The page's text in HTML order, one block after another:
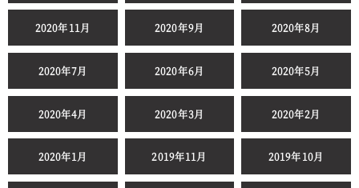
2020年11月 2020年9月 2020年8月
2020年7月 2020年6月 2020年5月
2020年4月 2020年3月 2020年2月
2020年1月 2019年11月 2019年10月